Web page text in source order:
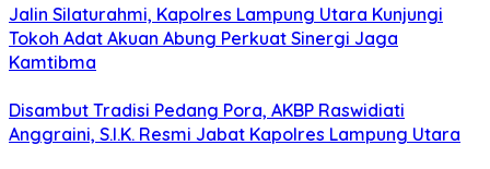
Jalin Silaturahmi, Kapolres Lampung Utara Kunjungi
Tokoh Adat Akuan Abung Perkuat Sinergi Jaga
Kamtibma
Disambut Tradisi Pedang Pora, AKBP Raswidiati
Anggraini, S.I.K. Resmi Jabat Kapolres Lampung Utara